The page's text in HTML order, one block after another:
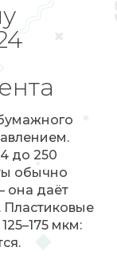
до 250
обычно
она даёт
Пластиковые
мкм: